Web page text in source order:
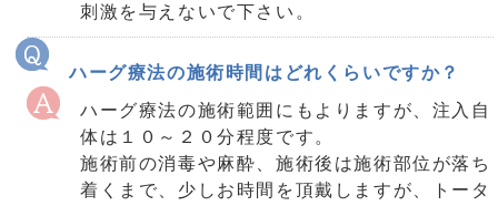
刺激を与えないで下さい。
ハーグ療法の施術時間はどれくらいですか？
ハーグ療法の施術範囲にもよりますが、注入自
体は１０～２０分程度です。
施術前の消毒や麻酔、施術後は施術部位が落ち
着くまで、少しお時間を頂戴しますが、トータ